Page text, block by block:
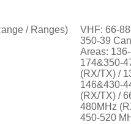
/ Ranges)
VHF: 66-
350-39
Areas:
174&350-
(RX/TX) /
146&430-
(RX/TX) /
480MHz
450-520